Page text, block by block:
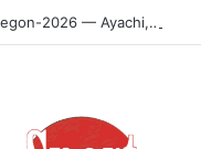
Championnats du monde U-20, Oregon-2026 — Ayachi, Dissa, Touahria et Ghezali en finale